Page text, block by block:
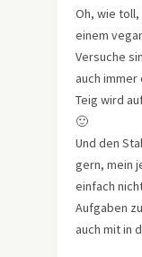
Oh, wie toll,
einem
Versuche
auch
Teig wird
🙂
Und den
gern, mein
einfach
Aufgaben
auch mit in